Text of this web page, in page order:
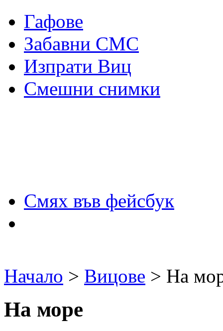
Гафове
Забавни СМС
Изпрати Виц
Смешни снимки
Смях във фейсбук
Начало > Вицове > На
На море